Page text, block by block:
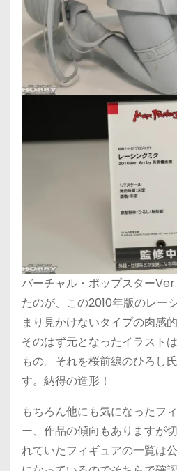
バーチャル・ポップスター
たのが、この2010年版のレー
まり見かけないタイプの肉感
そのはず元となったイラスト
もの。それを桜前線のひろし
す。納得の造形！
もちろん他にも気になったフ
ー、作品の傾向もありますが
れていたフィギュアの一覧は